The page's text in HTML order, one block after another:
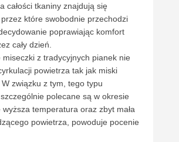
całości tkaniny znajdują się
które swobodnie przechodzi
poprawiając komfort
cały dzień.
miseczki z tradycyjnych pianek nie
powietrza tak jak miski
związku z tym, tego typu
polecane są w okresie
wyższa temperatura oraz zbyt mała
powietrza, powoduje pocenie